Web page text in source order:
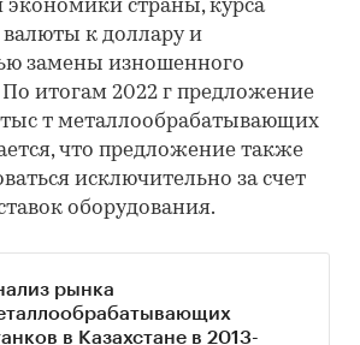
экономики страны, курса
к доллару и
замены изношенного
итогам 2022 г предложение
тыс т металлообрабатывающих
что предложение также
исключительно за счет
оборудования.
рынка
в Казахстане в 2013-